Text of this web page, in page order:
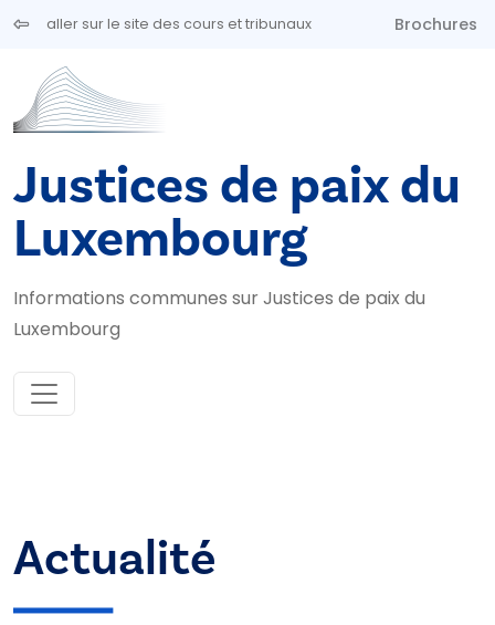
Aller au contenu principal
aller sur le site des cours et tribunaux Brochures
Justices de paix du
Luxembourg
Informations communes sur Justices de paix du
Luxembourg
Actualité